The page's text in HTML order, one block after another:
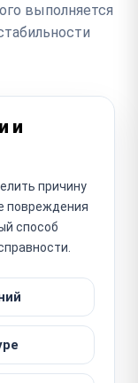
выполняется
и
причину
повреждения
способ